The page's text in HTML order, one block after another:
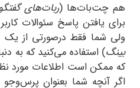
هم چت‌بات‌ها (ربات‌های
برای یافتن پاسخ سئوالات
ولی شما فقط درصورتی از
بینگ) استفاده می‌کنید که به
که ممکن است اطلاعات مورد
اگر آنچه شما بعنوان